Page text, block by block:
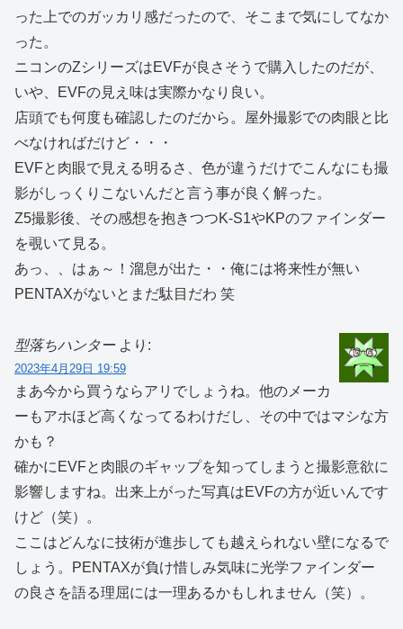
った上でのガッカリ感だったので、そこまで気にしてなか
った。
ニコンのZシリーズはEVFが良さそうで購入したのだが、
いや、EVFの見え味は実際かなり良い。
店頭でも何度も確認したのだから。屋外撮影での肉眼と比
べなければだけど・・・
EVFと肉眼で見える明るさ、色が違うだけでこんなにも撮
影がしっくりこないんだと言う事が良く解った。
Z5撮影後、その感想を抱きつつK-S1やKPのファインダー
を覗いて見る。
あっ、、はぁ～！溜息が出た・・俺には将来性が無い
PENTAXがないとまだ駄目だわ 笑
型落ちハンター より:
2023年4月29日 19:59
まあ今から買うならアリでしょうね。他のメーカ
ーもアホほど高くなってるわけだし、その中ではマシな方
かも？
確かにEVFと肉眼のギャップを知ってしまうと撮影意欲に
影響しますね。出来上がった写真はEVFの方が近いんです
けど（笑）。
ここはどんなに技術が進歩しても越えられない壁になるで
しょう。PENTAXが負け惜しみ気味に光学ファインダー
の良さを語る理屈には一理あるかもしれません（笑）。